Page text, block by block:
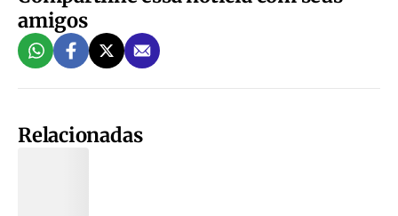
amigos
Relacionadas